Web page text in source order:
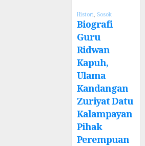
Histori Sosok
Biografi
Guru
Ridwan
Kapuh,
Ulama
Kandangan
Zuriyat Datu
Kalampayan
Pihak
Perempuan